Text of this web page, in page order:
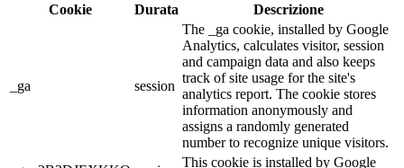
Cookie
Durata Descrizione
_ga session
The _ga cookie, installed by Google
Analytics, calculates visitor, session
and campaign data and also keeps
track of site usage for the site's
analytics report. The cookie stores
information anonymously and
assigns a randomly generated
number to recognize unique visitors.
This cookie is installed by Google